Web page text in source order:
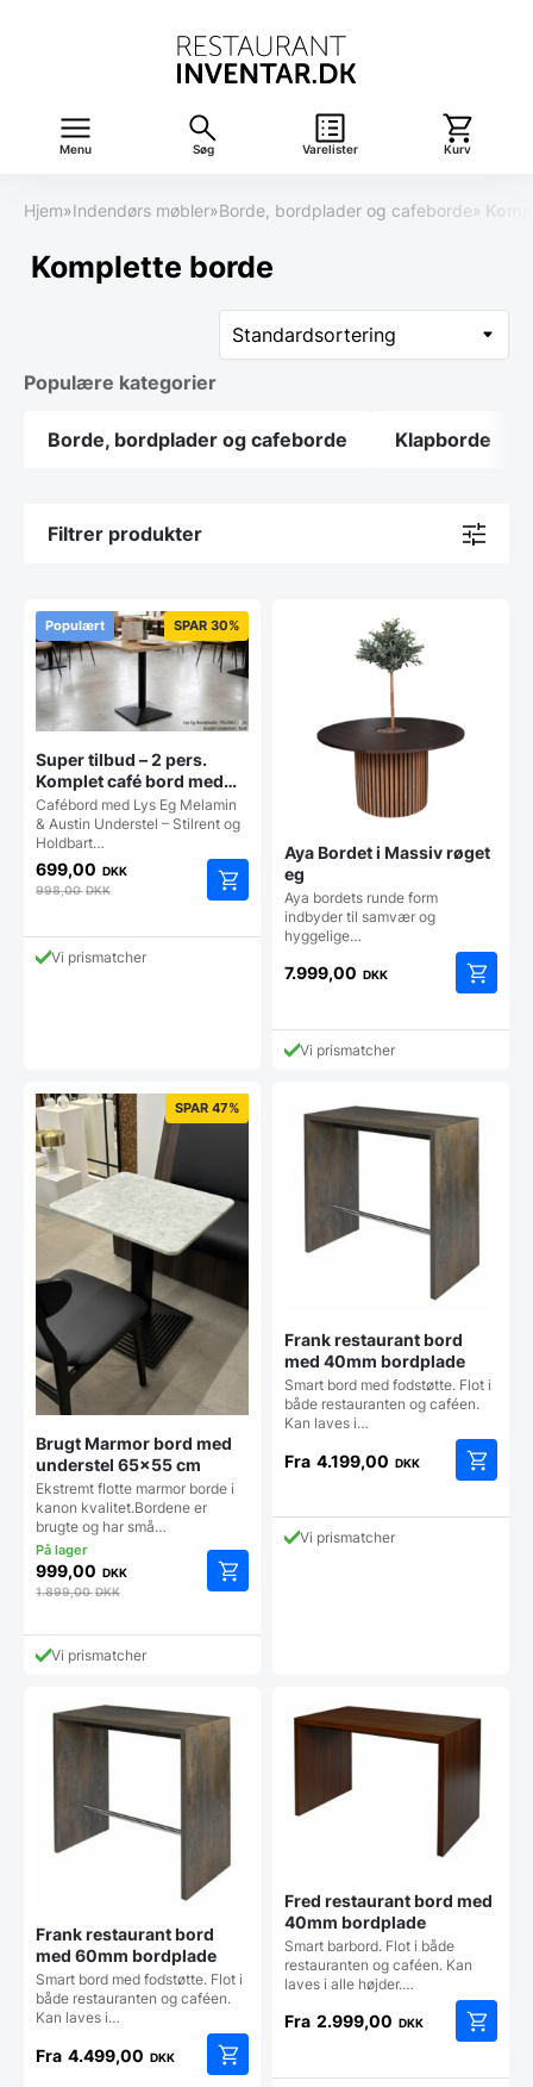
Menu Søg Varelister Kurv
Hjem»Indendørs møbler»Borde, bordplader og cafeborde»
Komplette borde
Populære kategorier
Borde, bordplader og cafeborde Klapborde
Filtrer produkter
Populært SPAR 30%
Super tilbud – 2 pers.
Komplet café bord med
lys eg melamin bordplade
Cafébord med Lys Eg Melamin
& Austin Understel – Stilrent og
Holdbart…
699,00 DKK
998,00DKK
Vi prismatcher
Aya Bordet i Massiv røget
eg
Aya bordets runde form
indbyder til samvær og
hyggelige…
7.999,00 DKK
Vi prismatcher
SPAR 47%
Brugt Marmor bord med
understel 65×55 cm
Ekstremt flotte marmor borde i
kanon kvalitet.Bordene er
brugte og har små…
999,00 DKK
1.899,00DKK
Vi prismatcher
Frank restaurant bord
med 40mm bordplade
Smart bord med fodstøtte. Flot i
både restauranten og caféen.
Kan laves i…
Fra 4.199,00 DKK
vare
Vi prismatcher
Frank restaurant bord
med 60mm bordplade
Smart bord med fodstøtte. Flot i
både restauranten og caféen.
Kan laves i…
Fra 4.499,00 DKK
Fred restaurant bord med
40mm bordplade
Smart barbord. Flot i både
restauranten og caféen. Kan
laves i alle højder.…
Fra 2.999,00 DKK
vare